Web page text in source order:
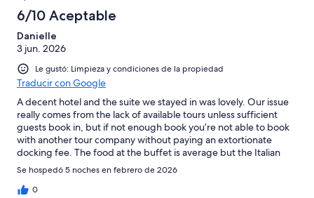
6/10 Aceptable
Danielle
3 jun. 2026
Le gustó: Limpieza y condiciones de la propiedad
Traducir con Google
A decent hotel and the suite we stayed in was lovely. Our issue
really comes from the lack of available tours unless sufficient
guests book in, but if not enough book you’re not able to book
with another tour company without paying an extortionate
docking fee. The food at the buffet is average but the Italian
restaurant was lovely. The staff seem very confused with
requests and say they’re not allowed to make decisions and yet
there is never anyone around who can. Frustrating experience
Se hospedó 5 noches en febrero de 2026
0